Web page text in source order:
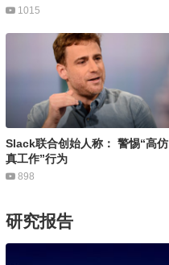
1015
Slack联合创始人称： 警惕“高仿
真工作”行为
898
研究报告